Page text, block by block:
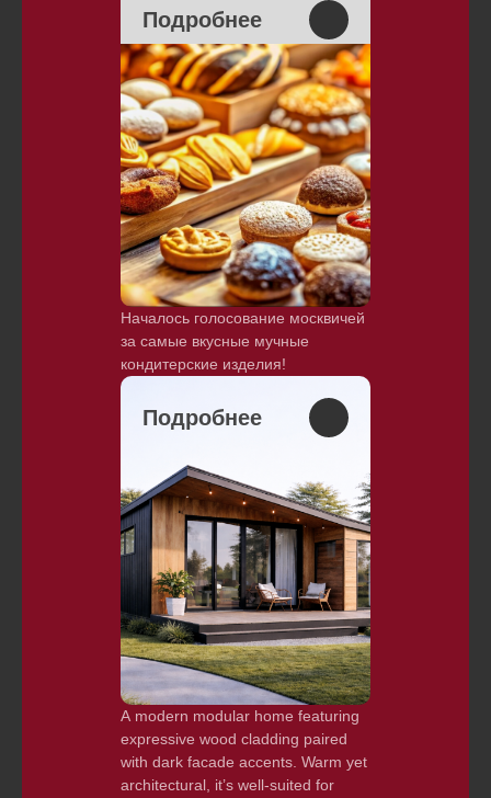
Подробнее
Началось голосование москвичей
за самые вкусные мучные
кондитерские изделия!
Подробнее
A modern modular home featuring
expressive wood cladding paired
with dark facade accents. Warm yet
architectural, it’s well-suited for